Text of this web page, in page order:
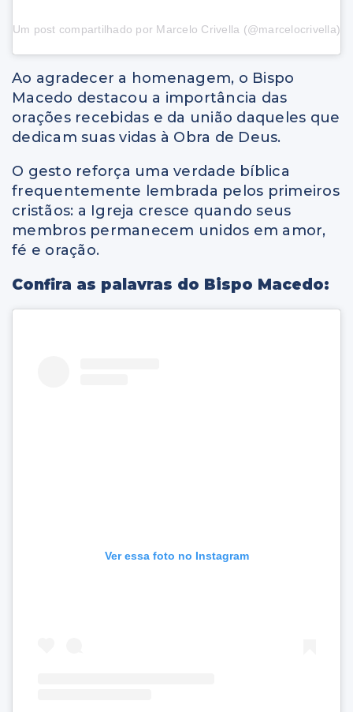
Um post compartilhado por Marcelo Crivella (@marcelocrivella)
Ao agradecer a homenagem, o Bispo
Macedo destacou a importância das
orações recebidas e da união daqueles que
dedicam suas vidas à Obra de Deus.
O gesto reforça uma verdade bíblica
frequentemente lembrada pelos primeiros
cristãos: a Igreja cresce quando seus
membros permanecem unidos em amor,
fé e oração.
Confira as palavras do Bispo Macedo:
Ver essa foto no Instagram